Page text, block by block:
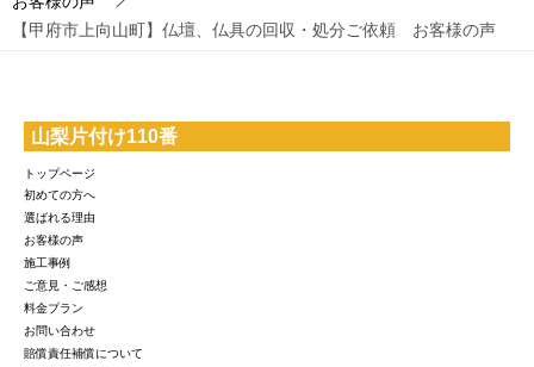
【甲府市上向山町】仏壇、仏具の回収・処分ご依頼 お客様の声
山梨片付け110番
トップページ
初めての方へ
選ばれる理由
お客様の声
施工事例
ご意見・ご感想
料金プラン
お問い合わせ
賠償責任補償について